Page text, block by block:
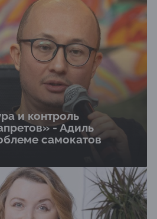
и контроль
- Адиль
самокатов